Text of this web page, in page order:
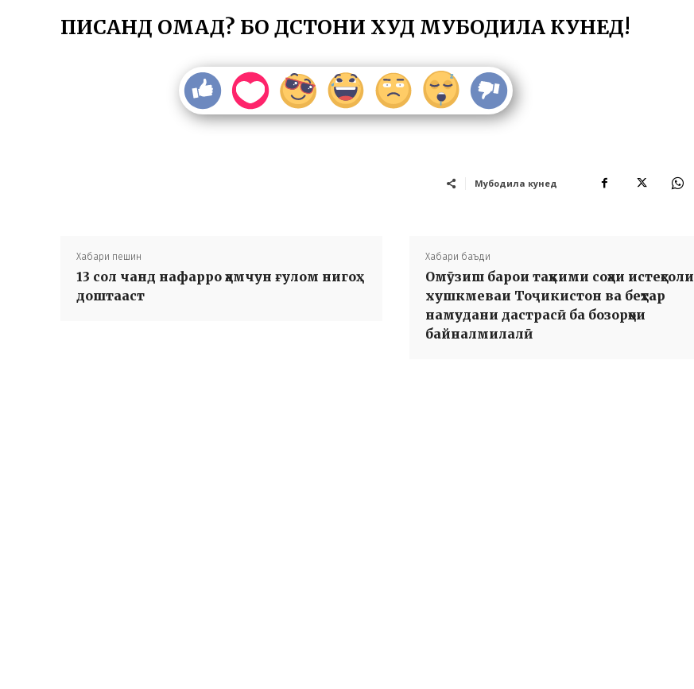
ПИСАНД ОМАД? БО ДӮСТОНИ ХУД МУБОДИЛА КУНЕД!
Мубодила кунед
Хабари пешин
13 cол чанд нафарро ҳамчун ғулом нигоҳ
доштааст
Хабари баъди
Омӯзиш барои таҳкими соҳаи истеҳсоли
хушкмеваи Тоҷикистон ва беҳтар
намудани дастрасӣ ба бозорҳои
байналмилалӣ